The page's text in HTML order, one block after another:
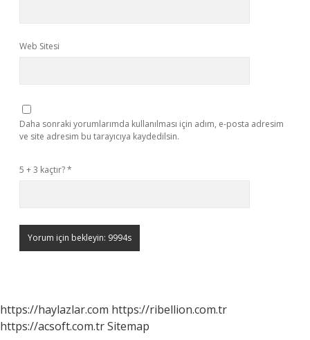
Web Sitesi
Daha sonraki yorumlarımda kullanılması için adım, e-posta adresim
ve site adresim bu tarayıcıya kaydedilsin.
5 + 3 kaçtır?*
https://haylazlar.com https://ribellion.com.tr
https://acsoft.com.trSitemap